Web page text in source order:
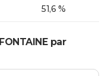
51,6 %
par